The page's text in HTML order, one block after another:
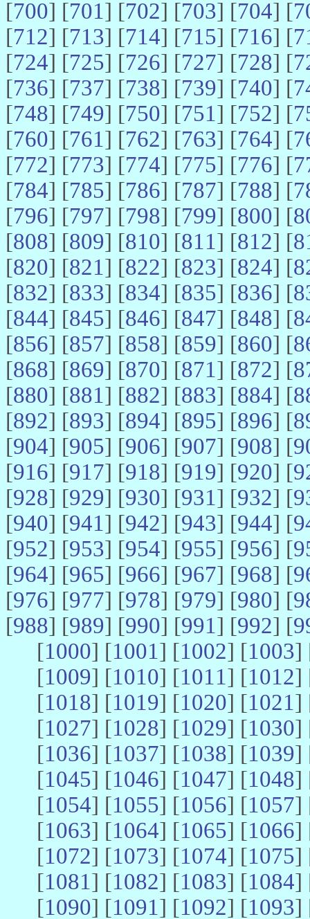
[700] [701] [702] [703] [704] [
[712] [713] [714] [715] [716] [
[724] [725] [726] [727] [728] [
[736] [737] [738] [739] [740] [
[748] [749] [750] [751] [752] [
[760] [761] [762] [763] [764] [
[772] [773] [774] [775] [776] [
[784] [785] [786] [787] [788] [
[796] [797] [798] [799] [800] [
[808] [809] [810] [811] [812] [
[820] [821] [822] [823] [824] [
[832] [833] [834] [835] [836] [
[844] [845] [846] [847] [848] [
[856] [857] [858] [859] [860] [
[868] [869] [870] [871] [872] [
[880] [881] [882] [883] [884] [
[892] [893] [894] [895] [896] [
[904] [905] [906] [907] [908] [
[916] [917] [918] [919] [920] [
[928] [929] [930] [931] [932] [
[940] [941] [942] [943] [944] [
[952] [953] [954] [955] [956] [
[964] [965] [966] [967] [968] [
[976] [977] [978] [979] [980] [
[988] [989] [990] [991] [992] [
[1000] [1001] [1002] [1003]
[1009] [1010] [1011] [1012]
[1018] [1019] [1020] [1021]
[1027] [1028] [1029] [1030]
[1036] [1037] [1038] [1039]
[1045] [1046] [1047] [1048]
[1054] [1055] [1056] [1057]
[1063] [1064] [1065] [1066]
[1072] [1073] [1074] [1075]
[1081] [1082] [1083] [1084]
[1090] [1091] [1092] [1093]